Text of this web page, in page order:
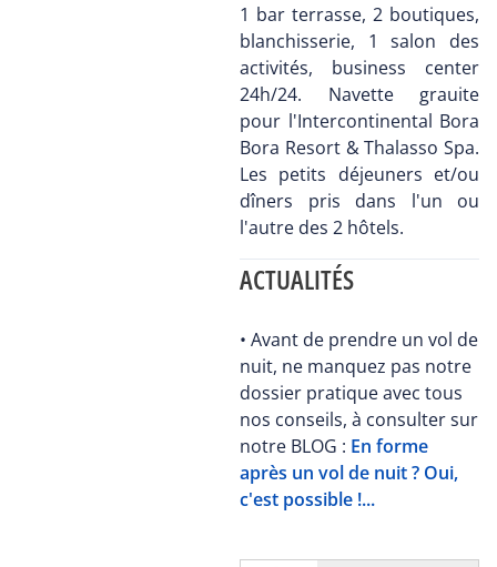
1 bar terrasse, 2 boutiques,
blanchisserie, 1 salon des
activités, business center
24h/24. Navette grauite
pour l'Intercontinental Bora
Bora Resort & Thalasso Spa.
Les petits déjeuners et/ou
dîners pris dans l'un ou
l'autre des 2 hôtels.
ACTUALITÉS
• Avant de prendre un vol de
nuit, ne manquez pas notre
dossier pratique avec tous
nos conseils, à consulter sur
notre BLOG : En forme
après un vol de nuit ? Oui,
c'est possible !...